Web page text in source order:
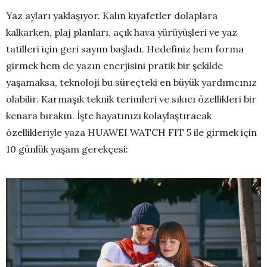
Yaz ayları yaklaşıyor. Kalın kıyafetler dolaplara
kalkarken, plaj planları, açık hava yürüyüşleri ve yaz
tatilleri için geri sayım başladı. Hedefiniz hem forma
girmek hem de yazın enerjisini pratik bir şekilde
yaşamaksa, teknoloji bu süreçteki en büyük yardımcınız
olabilir. Karmaşık teknik terimleri ve sıkıcı özellikleri bir
kenara bırakın. İşte hayatınızı kolaylaştıracak
özellikleriyle yaza HUAWEI WATCH FIT 5 ile girmek için
10 günlük yaşam gerekçesi: